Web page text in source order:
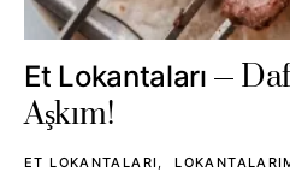
Et Lokantaları
Aşkım!
ET LOKANTALARI